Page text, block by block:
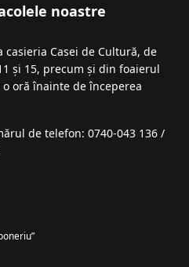
noastre
Casei de Cultură, de
și 15, precum și din foaierul
oră înainte de începerea
de telefon: 0740-043 136 /